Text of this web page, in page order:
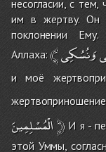
несогласии, с
им в жертву. Он
поклонении
Аллаха:﴾وَنُسُكِى
и моё
الْمُسْلِمِينَ﴿И я -
этой Уммы,